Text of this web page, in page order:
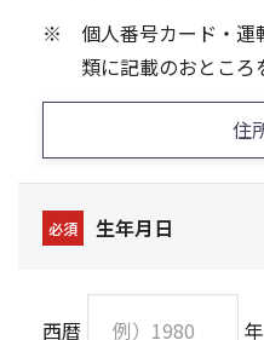
個人番号カード・
類に記載のおところ
住
必須 生年月日
西暦 年